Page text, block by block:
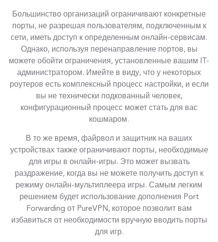
Большинство организаций ограничивают конкретные
порты, не разрешая пользователям, подключенным к
сети, иметь доступ к определенным онлайн-сервисам.
Однако, используя перенаправление портов, вы
можете обойти ограничения, установленные вашим IT-
администратором. Имейте в виду, что у некоторых
роутеров есть комплексный процесс настройки, и если
вы не технически подкованный человек,
конфигурационный процесс может стать для вас
кошмаром.
В то же время, файрвол и защитник на ваших
устройствах также ограничивают порты, необходимые
для игры в онлайн-игры. Это может вызвать
раздражение, когда вы не можете получить доступ к
режиму онлайн-мультиплеера игры. Самым легким
решением будет использование дополнения Port
Forwarding от PureVPN, которое позволит вам
избавиться от необходимости вручную вводить порты
для игр.